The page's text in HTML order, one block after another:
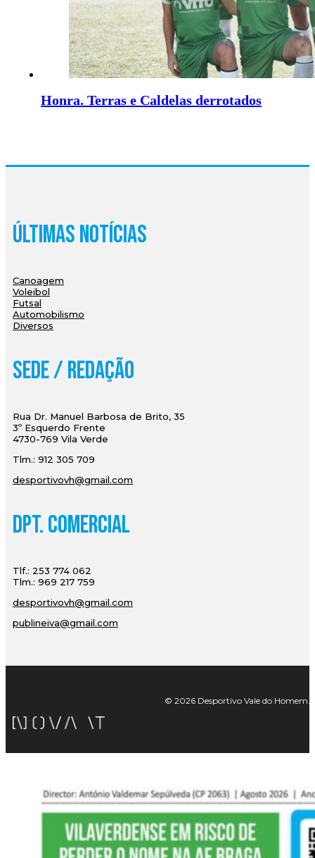
Honra. Terras e Caldelas derrotados
Últimas Notícias
Canoagem
Voleibol
Futsal
Automobilismo
Diversos
Sede / Redação
Rua Dr. Manuel Barbosa de Brito, 35
3º Esquerdo Frente
4730-769 Vila Verde
Tlm.: 912 305 709
desportivovh@gmail.com
Dpt. Comercial
Tlf.: 253 774 062
Tlm.: 969 217 759
desportivovh@gmail.com
publineiva@gmail.com
© 2026 Desportivo Vale do Homem.